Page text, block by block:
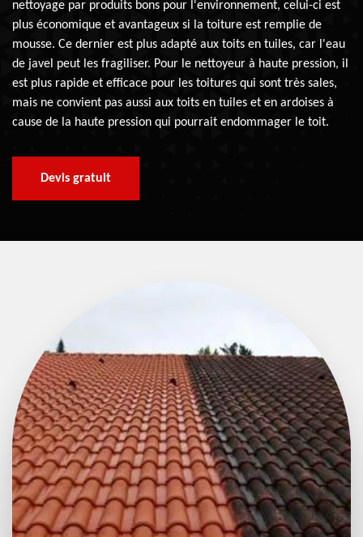
nettoyage par produits bons pour l'environnement, celui-ci est
plus économique et avantageux si la toiture est remplie de
mousse. Ce dernier est plus adapté aux toits en tuiles, car l'eau
de javel peut les fragiliser. Pour le nettoyeur à haute pression, il
est plus rapide et efficace pour les toitures qui sont très sales,
mais ne convient pas aussi aux toits en tuiles et en ardoises à
cause de la haute pression qui pourrait endommager le toit.
Devis gratuit